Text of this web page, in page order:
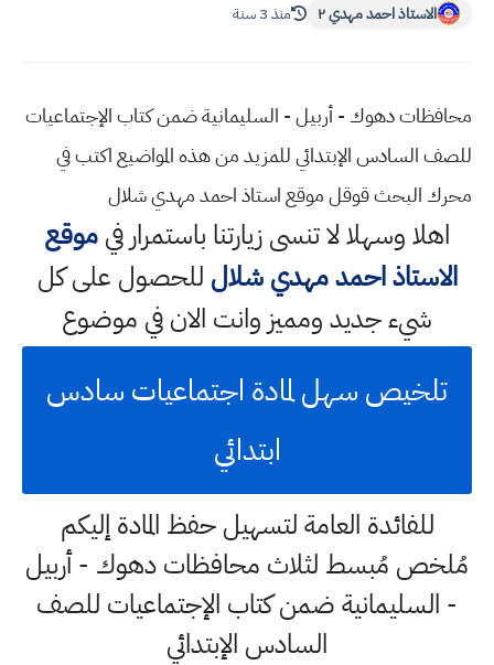
الاستاذ احمد مهدي ٢ منذ 3 سنة
محافظات دهوك - أربيل - السليمانية ضمن كتاب الإجتماعيات
للصف السادس الإبتدائي للمزيد من هذه المواضيع اكتب في
محرك البحث قوقل موقع استاذ احمد مهدي شلال
اهلا وسهلالا تنسى زيارتنا باستمرار فيموقع
الاستاذ احمد مهدي شلال للحصول على كل
شيء جديد ومميز وانت الان في موضوع
تلخيص سهل لمادة اجتماعيات سادس
ابتدائي
للفائدة العامة لتسهيل حفظ المادة إليكم
مُلخص مُبسط لثلاث محافظات دهوك - أربيل
- السليمانية ضمن كتاب الإجتماعيات للصف
السادس الإبتدائي